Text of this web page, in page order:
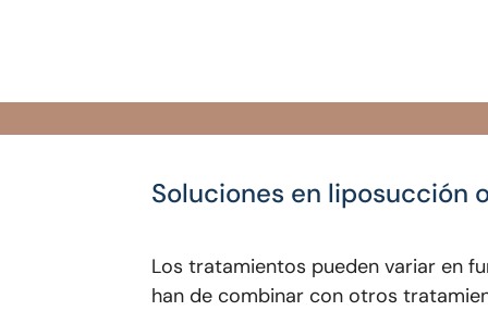
soluciones en
Los tratamientos pueden variar en
han de combinar con otros